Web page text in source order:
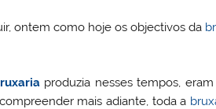
ontem como hoje os objectivos da
produzia nesses tempos,
mais adiante, toda a